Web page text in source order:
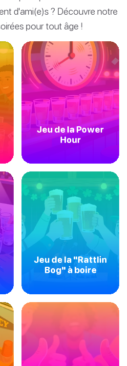
d'ami(e)s ? Découvre notre
pour tout âge !
Jeu de la Power
Hour
Jeu de la "Rattlin
Bog" à boire